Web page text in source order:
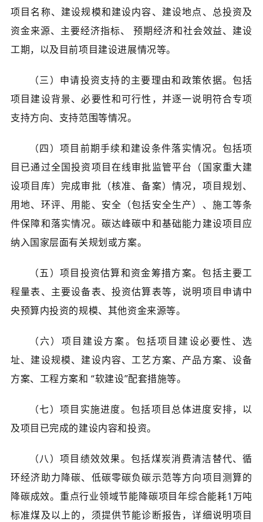
项目名称、建设规模和建设内容、建设地点、总投资及
资金来源、主要经济指标、 预期经济和社会效益、建设
工期，以及目前项目建设进展情况等。
（三）申请投资支持的主要理由和政策依据。包括
项目建设背景、必要性和可行性，并逐一说明符合专项
支持方向、支持范围等情况。
（四）项目前期手续和建设条件落实情况。包括项
目已通过全国投资项目在线审批监管平台（国家重大建
设项目库）完成审批（核准、备案）情况，项目规划、
用地、环评、用能、安全（包括安全生产）、施工等条
件保障和落实情况。碳达峰碳中和基础能力建设项目应
纳入国家层面有关规划或方案。
（五）项目投资估算和资金筹措方案。包括主要工
程量表、主要设备表、投资估算表等，说明项目申请中
央预算内投资的规模、其他资金来源等。
（六）项目建设方案。包括项目建设必要性、选
址、建设规模、建设内容、工艺方案、产品方案、设备
方案、工程方案和 “软建设”配套措施等。
（七）项目实施进度。包括项目总体进度安排，以
及项目已完成的建设内容和投资。
（八）项目绩效效果。包括煤炭消费清洁替代、循
环经济助力降碳、低碳零碳负碳示范等方向项目测算的
降碳成效。重点行业领域节能降碳项目年综合能耗1万吨
标准煤及以上的，须提供节能诊断报告，详细说明项目